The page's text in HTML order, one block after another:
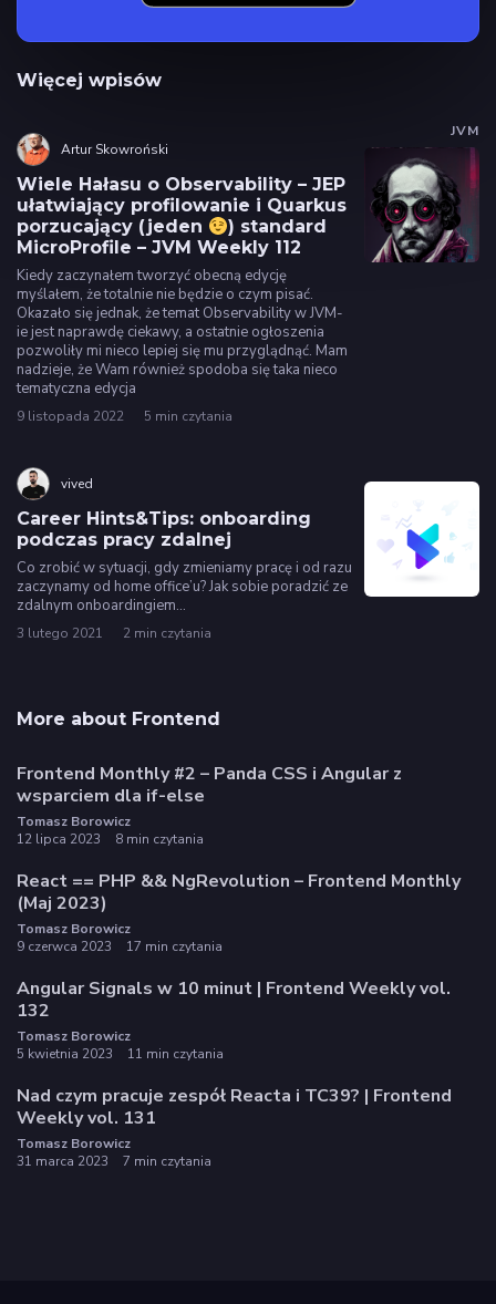
Więcej wpisów
JVM
Artur Skowroński
Wiele Hałasu o Observability – JEP
ułatwiający profilowanie i Quarkus
porzucający (jeden
) standard
MicroProfile – JVM Weekly 112
Kiedy zaczynałem tworzyć obecną edycję
myślałem, że totalnie nie będzie o czym pisać.
Okazało się jednak, że temat Observability w JVM-
ie jest naprawdę ciekawy, a ostatnie ogłoszenia
pozwoliły mi nieco lepiej się mu przyglądnąć. Mam
nadzieje, że Wam również spodoba się taka nieco
tematyczna edycja
9 listopada 2022 5 min czytania
vived
Career Hints&Tips: onboarding
podczas pracy zdalnej
Co zrobić w sytuacji, gdy zmieniamy pracę i od razu
zaczynamy od home office’u? Jak sobie poradzić ze
zdalnym onboardingiem…
3 lutego 2021 2 min czytania
More about Frontend
Frontend Monthly #2 – Panda CSS i Angular z
wsparciem dla if-else
Tomasz Borowicz
12 lipca 2023
8 min czytania
React == PHP && NgRevolution – Frontend Monthly
(Maj 2023)
Tomasz Borowicz
9 czerwca 2023
17 min czytania
Angular Signals w 10 minut | Frontend Weekly vol.
132
Tomasz Borowicz
5 kwietnia 2023
11 min czytania
Nad czym pracuje zespół Reacta i TC39? | Frontend
Weekly vol. 131
Tomasz Borowicz
31 marca 2023
7 min czytania